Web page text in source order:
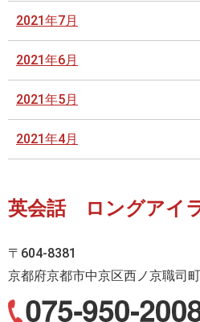
2021年7月
2021年6月
2021年5月
2021年4月
英会話 ロングアイ
〒604-8381
京都府京都市中京区西ノ京職司